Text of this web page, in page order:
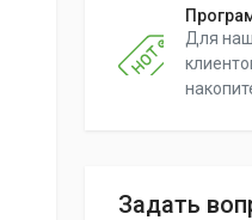
Для
Задать